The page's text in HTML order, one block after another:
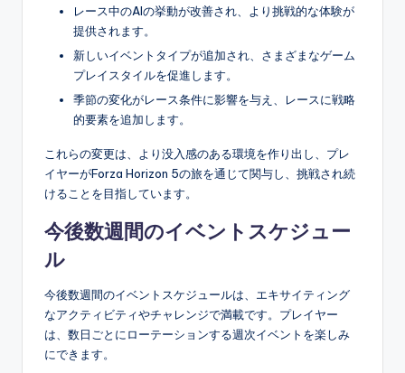
レース中のAIの挙動が改善され、より挑戦的な体験が
提供されます。
新しいイベントタイプが追加され、さまざまなゲーム
プレイスタイルを促進します。
季節の変化がレース条件に影響を与え、レースに戦略
的要素を追加します。
これらの変更は、より没入感のある環境を作り出し、プレ
イヤーがForza Horizon 5の旅を通じて関与し、挑戦され続
けることを目指しています。
今後数週間のイベントスケジュー
ル
今後数週間のイベントスケジュールは、エキサイティング
なアクティビティやチャレンジで満載です。プレイヤー
は、数日ごとにローテーションする週次イベントを楽しみ
にできます。